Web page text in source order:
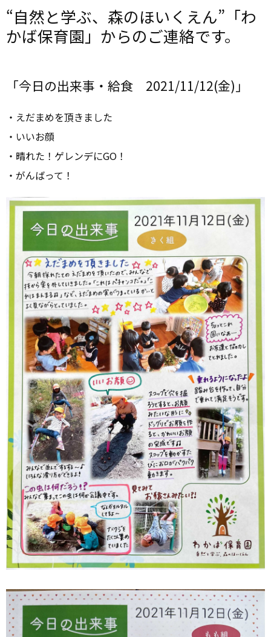
“自然と学ぶ、森のほいくえん”「わ
かば保育園」からのご連絡です。
「今日の出来事・給食 2021/11/12(金)」
・えだまめを頂きました
・いいお顔
・晴れた！ゲレンデにGO！
・がんばって！